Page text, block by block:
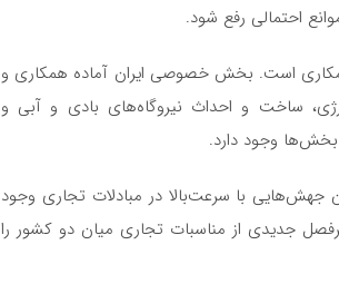
احتمالی رفع شود.
است. بخش خصوصی ایران آماده همکاری و
ساخت و احداث نیروگاه‌های بادی و آبی و
بخش‌ها وجود دارد.
جهش‌هایی با سرعت‌بالا در مبادلات تجاری وجود
جدیدی از مناسبات تجاری میان دو کشور را